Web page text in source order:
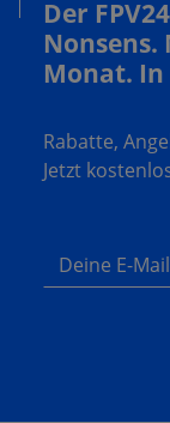
Der
Monat. In
Rabatte,
Jetzt
Deine E-Mail